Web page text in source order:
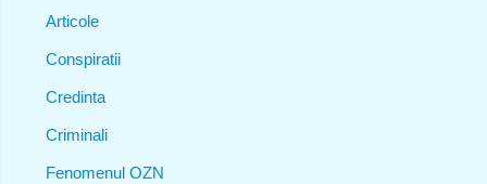
Articole
Conspiratii
Credinta
Criminali
Fenomenul OZN